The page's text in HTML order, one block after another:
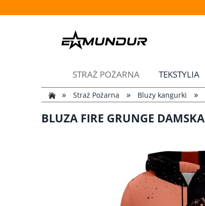
STRAŻ POŻARNA TEKSTYLIA
»
Straż Pożarna » Bluzy kangurki »
BLUZA FIRE GRUNGE DAMSKA